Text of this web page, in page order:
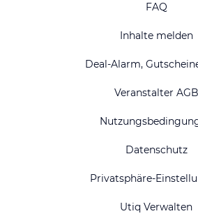
FAQ
Inhalte melden
Deal-Alarm,
Veranstalter AGB
Datenschutz
Privatsphäre-
Utiq Verwalten